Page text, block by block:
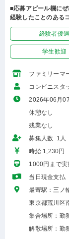
■応募アピール欄に
経験したことのある
経験者優遇
学生歓迎
ファミリーマ
コンビニスタ
2026年06月
休憩なし
残業なし
募集人数 1人
時給 1,230円
1000円まで実
当日現金支払
最寄駅：三ノ
東京都荒川区
集合場所：勤
解散場所：勤